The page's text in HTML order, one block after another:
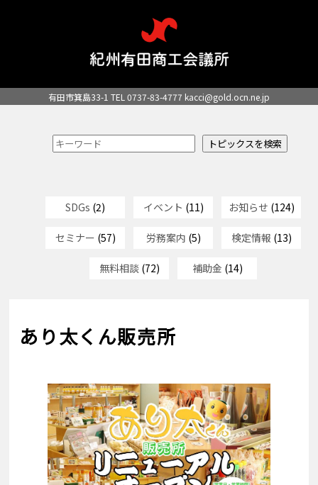
有田市箕島33-1 TEL 0737-83-4777 kacci@gold.ocn.ne.jp
SDGs (2) イベント (11) お知らせ (124)
セミナー (57) 労務案内 (5) 検定情報 (13)
無料相談 (72) 補助金 (14)
あり太くん販売所